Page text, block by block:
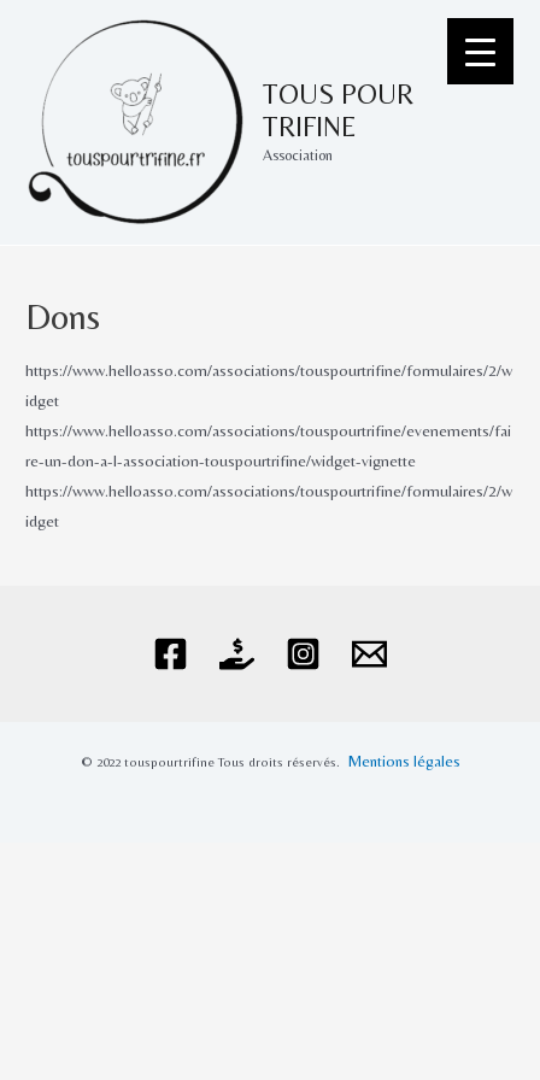
contenu
TOUS POUR
TRIFINE
Association
Dons
https://www.helloasso.com/associations/touspourtrifine/formulaires/2/w
idget
https://www.helloasso.com/associations/touspourtrifine/evenements/fai
re-un-don-a-l-association-touspourtrifine/widget-vignette
https://www.helloasso.com/associations/touspourtrifine/formulaires/2/w
idget
© 2022 touspourtrifineTous droits réservés. Mentions légales